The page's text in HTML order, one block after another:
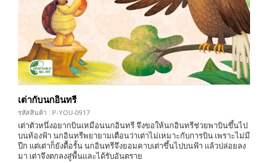
เต่ากับนกอินทรี
รหัสสินค้า : P-YOU-0917
เต่าตัวหนึ่งอยากบินเหมือนนกอินทรี จึงขอให้นกอินทรีช่วยพาบินขึ้นไป
บนท้องฟ้า นกอินทรีพยายามเตือนว่าเต่าไม่เหมาะกับการบิน เพราะไม่มี
ปีก แต่เต่าก็ยังดื้อรั้น นกอินทรีจึงยอมคาบเต่าขึ้นไปบนฟ้า แล้วปล่อยลง
มา เต่าจึงตกลงสู่พื้นและได้รับอันตราย